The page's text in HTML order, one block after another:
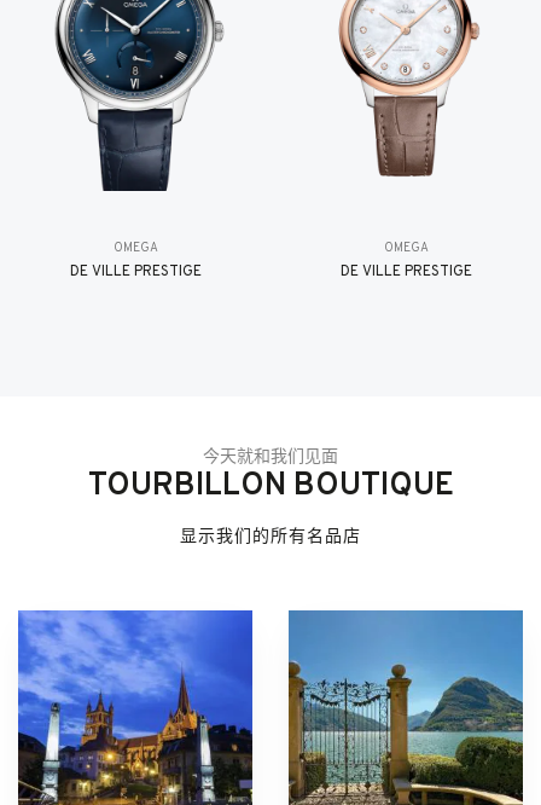
OMEGA
DE VILLE PRESTIGE
OMEGA
DE VILLE PRESTIGE
今天就和我们见面
TOURBILLON BOUTIQUE
显示我们的所有名品店